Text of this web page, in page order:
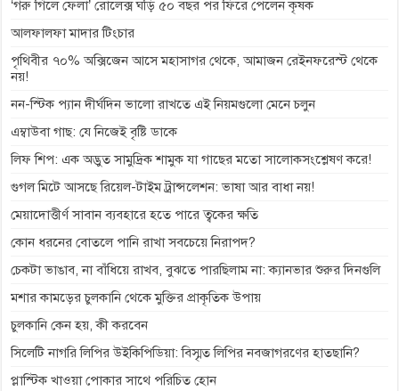
r
‘গরু গিলে ফেলা’ রোলেক্স ঘড়ি ৫০ বছর পর ফিরে পেলেন কৃষক
আলফালফা মাদার টিংচার
পৃথিবীর ৭০% অক্সিজেন আসে মহাসাগর থেকে, আমাজন রেইনফরেস্ট থেকে
নয়!
নন-স্টিক প্যান দীর্ঘদিন ভালো রাখতে এই নিয়মগুলো মেনে চলুন
এম্বাউবা গাছ: যে নিজেই বৃষ্টি ডাকে
লিফ শিপ: এক অদ্ভুত সামুদ্রিক শামুক যা গাছের মতো সালোকসংশ্লেষণ করে!
গুগল মিটে আসছে রিয়েল-টাইম ট্রান্সলেশন: ভাষা আর বাধা নয়!
মেয়াদোত্তীর্ণ সাবান ব্যবহারে হতে পারে ত্বকের ক্ষতি
কোন ধরনের বোতলে পানি রাখা সবচেয়ে নিরাপদ?
চেকটা ভাঙাব, না বাঁধিয়ে রাখব, বুঝতে পারছিলাম না: ক্যানভার শুরুর দিনগুলি
মশার কামড়ের চুলকানি থেকে মুক্তির প্রাকৃতিক উপায়
চুলকানি কেন হয়, কী করবেন
সিলেটি নাগরি লিপির উইকিপিডিয়া: বিস্মৃত লিপির নবজাগরণের হাতছানি?
প্লাস্টিক খাওয়া পোকার সাথে পরিচিত হোন